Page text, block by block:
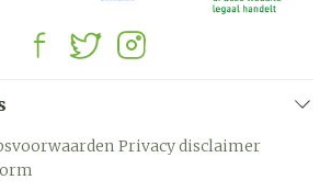
Privacy disclaimer